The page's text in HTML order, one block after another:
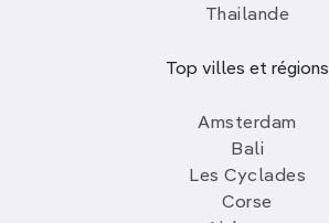
Thailande
Top villes et régions
Amsterdam
Bali
Les Cyclades
Corse